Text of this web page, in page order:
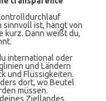
sinnvoll ist, hängt von
kurz. Dann weißt du,
international oder
und Ländern
und Flüssigkeiten.
dort, wo Beutel
müssen.
Ziellandes.